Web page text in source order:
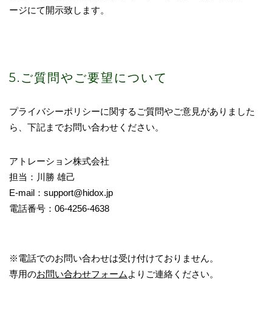
ージにて開示致します。
5.ご質問やご要望について
プライバシーポリシーに関するご質問やご意見がありました
ら、下記までお問い合わせください。
アトレーション株式会社
担当：川勝 雄己
E-mail：support@hidox.jp
電話番号：06-4256-4638
※電話でのお問い合わせは受け付けておりません。
専用のお問い合わせフォーム よりご連絡ください。